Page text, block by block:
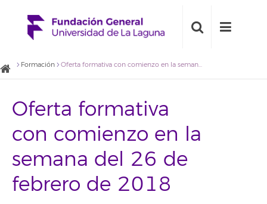
Formación Oferta formativa con comienzo en la semana del 26 de febrero de 2018
Oferta formativa
con comienzo en la
semana del 26 de
febrero de 2018